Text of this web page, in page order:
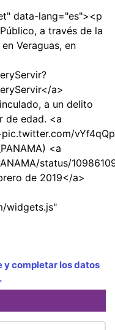
data-lang="es"><p
a través de la
Veraguas, en
a>
a un delito
de edad. <a
<a
status/
de 2019</a>
widgets.js"
y completar los datos